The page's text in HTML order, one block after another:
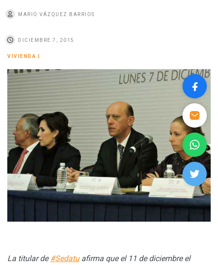
MARIO VÁZQUEZ BARRIOS
DICIEMBRE 7, 2015
VIVIENDA
La titular de#Sedatuafirma que el 11 de diciembre el